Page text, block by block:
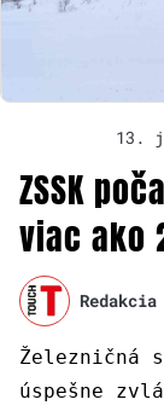
13.
ZSSK
viac ako
Redakcia
Železničná
úspešne